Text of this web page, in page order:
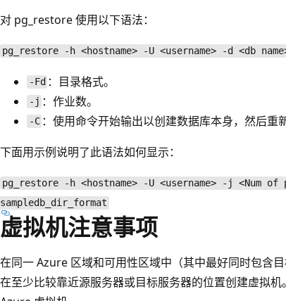
对 pg_restore 使用以下语法：
pg_restore -h <hostname> -U <username> -d <db
-Fd ：目录格式。
-j ：作业数。
-C ：使用命令开始输出以创建数据库本身，然后重
下面用示例说明了此语法如何显示：
pg_restore -h <hostname> -U <username> -j <Num
sampledb_dir_format
虚拟机注意事项
在同一 Azure 区域和可用性区域中（其中最好同时包含
在至少比较靠近源服务器或目标服务器的位置创建虚拟